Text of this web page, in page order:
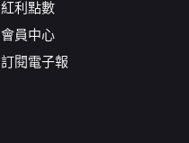
紅利點數
會員中心
訂閱電子報